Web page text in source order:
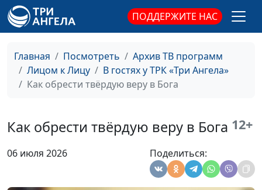
ПОДДЕРЖИТЕ НАС
Главная Посмотреть
Архив ТВ программ
Лицом к Лицу
В гостях у ТРК «Три Ангела»
Как обрести твёрдую веру в Бога
Как обрести твёрдую веру в Бога 12+
06 июля 2026 Поделиться: